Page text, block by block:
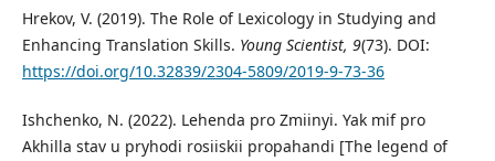
Hrekov, V. (2019). The Role of Lexicology in Studying and
Enhancing Translation Skills. Young Scientist, 9(73). DOI:
https://doi.org/10.32839/2304-5809/2019-9-73-36
Ishchenko, N. (2022). Lehenda pro Zmiinyi. Yak mif pro
Akhilla stav u pryhodi rosiiskii propahandi [The legend of